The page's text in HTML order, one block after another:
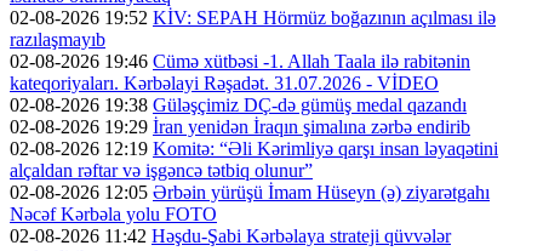
02-08-2026 19:52 KİV: SEPAH Hörmüz boğazının açılması ilə
razılaşmayıb
02-08-2026 19:46 Cümə xütbəsi -1. Allah Taala ilə rabitənin
kateqoriyaları. Kərbəlayi Rəşadət. 31.07.2026 - VİDEO
02-08-2026 19:38 Güləşçimiz DÇ-də gümüş medal qazandı
02-08-2026 19:29 İran yenidən İraqın şimalına zərbə endirib
02-08-2026 12:19 Komitə: “Əli Kərimliyə qarşı insan ləyaqətini
alçaldan rəftar və işgəncə tətbiq olunur”
02-08-2026 12:05 Ərbəin yürüşü İmam Hüseyn (ə) ziyarətgahı
Nəcəf Kərbəla yolu FOTO
02-08-2026 11:42 Həşdu-Şabi Kərbəlaya strateji qüvvələr